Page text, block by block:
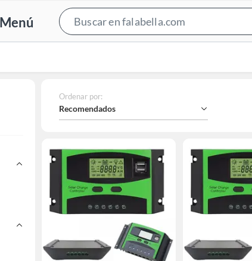
Menú
Bar
Ordenar por:
Recomendados